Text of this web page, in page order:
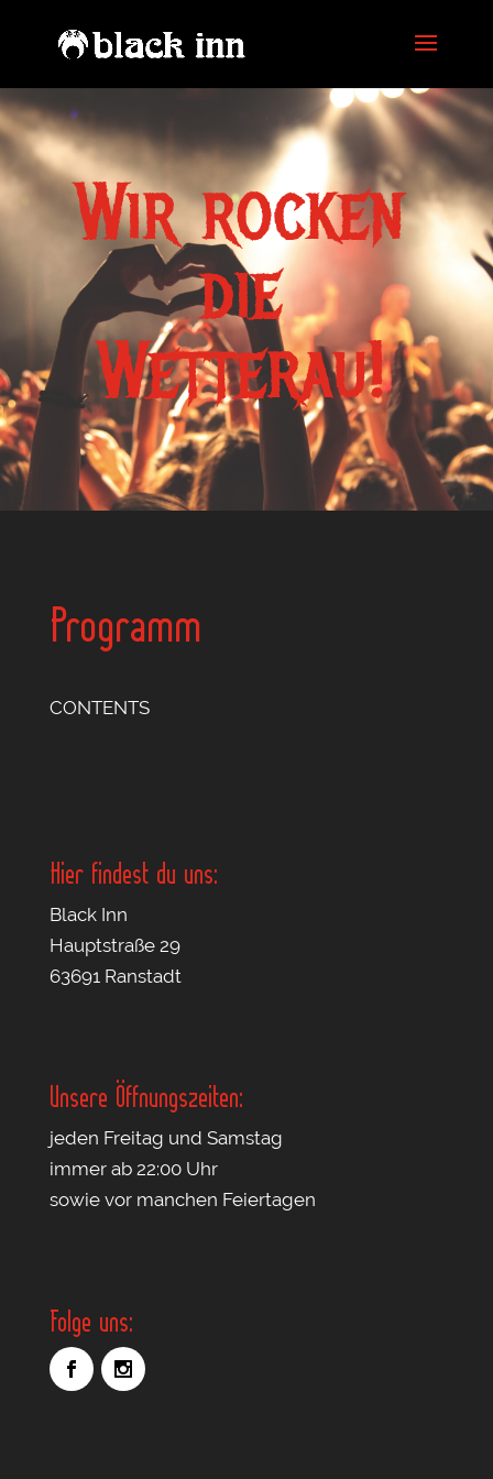
Wir rocken
die
Wetterau!
Programm
CONTENTS
Hier findest du uns:
Black Inn
Hauptstraße 29
63691 Ranstadt
Unsere Öffnungszeiten:
jeden Freitag und Samstag
immer ab 22:00 Uhr
sowie vor manchen Feiertagen
Folge uns: